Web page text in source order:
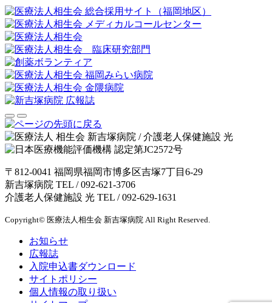
〒812-0041 福岡県福岡市博多区吉塚7丁目6-29
新吉塚病院 TEL /092-621-3706
介護老人保健施設 光 TEL /092-629-1631
Copyright© 医療法人相生会 新吉塚病院 All Right Reserved.
お知らせ
広報誌
入院申込書ダウンロード
サイトポリシー
個人情報の取り扱い